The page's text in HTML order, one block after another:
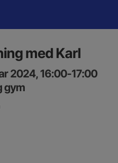
med Karl
2024, 16:00-17:00
gym